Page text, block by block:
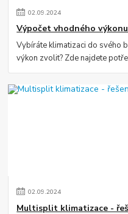
02.09.2024
Výpočet vhodného
Vybíráte klimatizaci do svého
výkon zvolit? Zde najdete
02.09.2024
Multisplit klimatizace -